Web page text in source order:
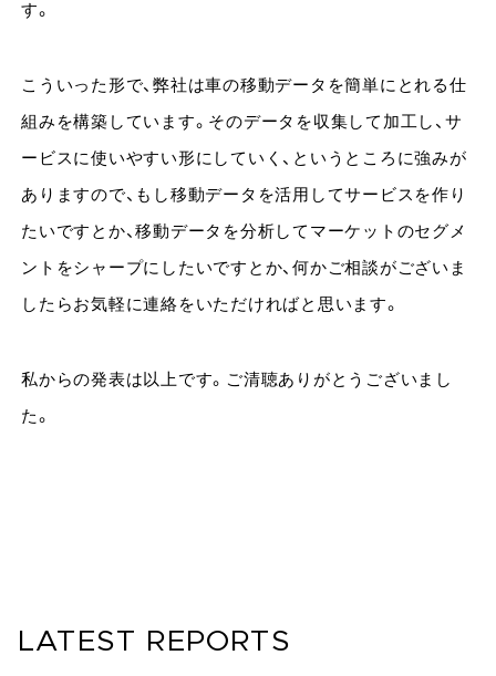
す。
こういった形で、弊社は車の移動データを簡単にとれる仕
組みを構築しています。そのデータを収集して加工し、サ
ービスに使いやすい形にしていく、というところに強みが
ありますので、もし移動データを活用してサービスを作り
たいですとか、移動データを分析してマーケットのセグメ
ントをシャープにしたいですとか、何かご相談がございま
したらお気軽に連絡をいただければと思います。
私からの発表は以上です。ご清聴ありがとうございまし
た。
LATEST REPORTS